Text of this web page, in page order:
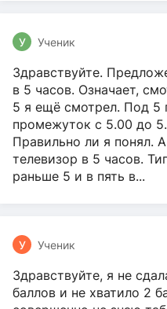
У Ученик
Здравствуйте.
в 5 часов. Означает,
5 я ещё смотрел. Под 5
промежуток с 5.00 до
Правильно ли я понял.
телевизор в 5 часов.
раньше 5 и в пять в...
У Ученик
Здравствуйте, я не
баллов и не хватило 2